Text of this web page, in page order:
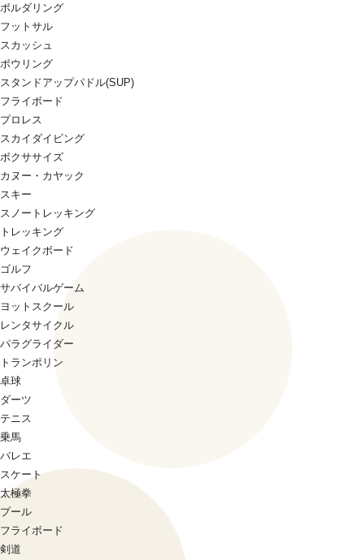
ボルダリング
フットサル
スカッシュ
ボウリング
スタンドアップパドル(SUP)
フライボード
プロレス
スカイダイビング
ボクササイズ
カヌー・カヤック
スキー
スノートレッキング
トレッキング
ウェイクボード
ゴルフ
サバイバルゲーム
ヨットスクール
レンタサイクル
パラグライダー
トランポリン
卓球
ダーツ
テニス
乗馬
バレエ
スケート
太極拳
プール
フライボード
剣道